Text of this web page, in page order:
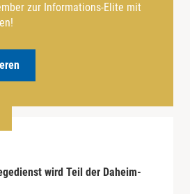
zur Informations-Elite mit
wird Teil der Daheim-